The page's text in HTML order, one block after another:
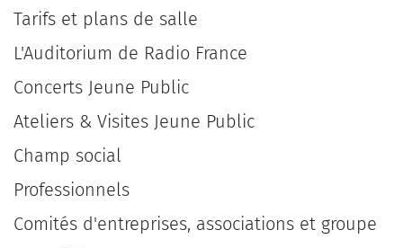
Tarifs et plans de salle
L'Auditorium de Radio France
Concerts Jeune Public
Ateliers & Visites Jeune Public
Champ social
Professionnels
Comités d'entreprises, associations et groupe